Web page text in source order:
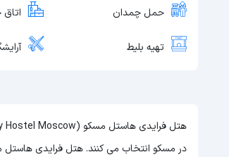
حمل چمدان
تهیه بلیط
در مسکو انتخاب می کنند. هتل فرایدی هاستل مسکو هتلی 5 ستاره در مسکو است و با توجه به